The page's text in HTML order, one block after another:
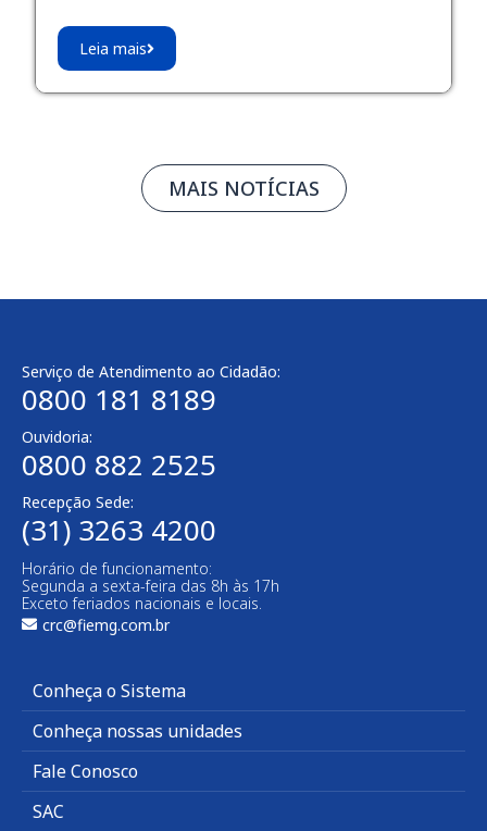
Leia mais
MAIS NOTÍCIAS
Serviço de Atendimento ao Cidadão:
0800 181 8189
Ouvidoria:
0800 882 2525
Recepção Sede:
(31) 3263 4200
Horário de funcionamento:
Segunda a sexta-feira das 8h às 17h
Exceto feriados nacionais e locais.
crc@fiemg.com.br
Conheça o Sistema
Conheça nossas unidades
Fale Conosco
SAC